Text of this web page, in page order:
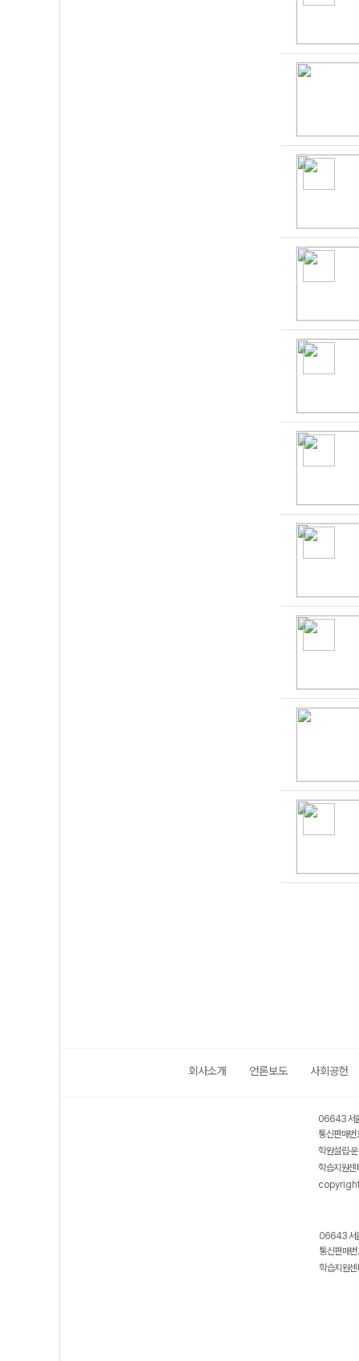
회사소개 언론보도 사회공헌
06643 서
통신판매
학원설립·
학습지원
06643 서
통신판매
학습지원